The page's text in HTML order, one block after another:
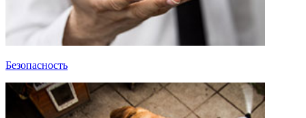
Безопасность